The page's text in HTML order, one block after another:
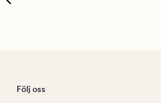
Följ oss